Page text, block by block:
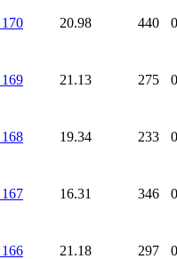
20.98 440
21.13 275
19.34 233
16.31 346
21.18 297